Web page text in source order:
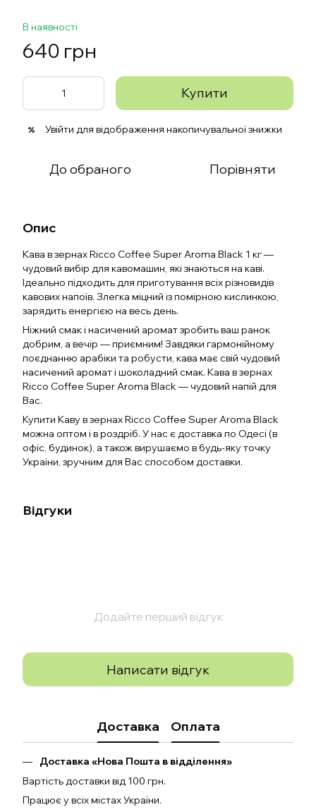
В наявності
640 грн
Купити
% Увійти для відображення накопичувальної знижки
До обраного Порівняти
Опис
Кава в зернах Ricco Coffee Super Aroma Black 1 кг —
чудовий вибір для кавомашин, які знаються на каві.
Ідеально підходить для приготування всіх різновидів
кавових напоїв. Злегка міцний із помірною кислинкою,
зарядить енергією на весь день.
Ніжний смак і насичений аромат зробить ваш ранок
добрим, а вечір — приємним! Завдяки гармонійному
поєднанню арабіки та робусти, кава має свій чудовий
насичений аромат і шоколадний смак. Кава в зернах
Ricco Coffee Super Aroma Black — чудовий напій для
Вас.
Купити Каву в зернах Ricco Coffee Super Aroma Black
можна оптом і в роздріб. У нас є доставка по Одесі (в
офіс, будинок), а також вирушаємо в будь-яку точку
України, зручним для Вас способом доставки.
Відгуки
Додайте перший відгук
Написати відгук
Доставка Оплата
Доставка «Нова Пошта в відділення»
Вартість доставки від 100 грн.
Працює у всіх містах України.